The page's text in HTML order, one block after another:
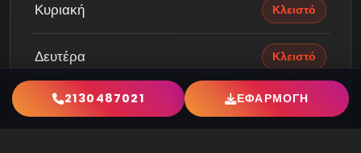
Κυριακή Κλειστό
Δευτέρα Κλειστό
Τρίτη Κλειστό
2130487021 ΕΦΑΡΜΟΓΗ